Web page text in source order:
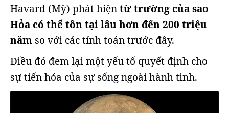
Havard (Mỹ) phát hiệntừ trường của sao
Hỏa có thể tồn tại lâu hơn đến 200 triệu
năm so với các tính toán trước đây.
Điều đó đem lại một yếu tố quyết định cho
sự tiến hóa của sự sống ngoài hành tinh.